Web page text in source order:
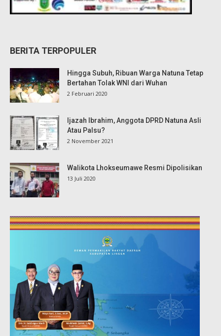
BERITA TERPOPULER
Hingga Subuh, Ribuan Warga Natuna Tetap
Bertahan Tolak WNI dari Wuhan
2 Februari 2020
Ijazah Ibrahim, Anggota DPRD Natuna Asli
Atau Palsu?
2 November 2021
Walikota Lhokseumawe Resmi Dipolisikan
13 Juli 2020